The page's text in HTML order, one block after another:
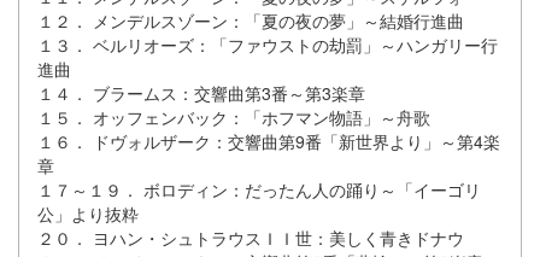
１２． メンデルスゾーン：「夏の夜の夢」～結婚行進曲
１３． ベルリオーズ：「ファウストの劫罰」～ハンガリー行
進曲
１４． ブラームス：交響曲第3番～第3楽章
１５． オッフェンバック：「ホフマン物語」～舟歌
１６． ドヴォルザーク：交響曲第9番「新世界より」～第4楽
章
１７～１９． ボロディン：だったん人の踊り～「イーゴリ
公」より抜粋
２０． ヨハン・シュトラウスＩＩ世：美しく青きドナウ